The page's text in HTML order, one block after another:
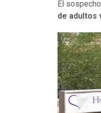
El
de adultos